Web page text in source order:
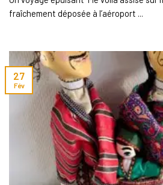
fraîchement déposée à l’aéroport ...
27
Fév